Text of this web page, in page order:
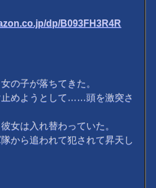
dp/B093FH3R4R
の子が落ちてきた。
めようとして……頭を激突さ
女は入れ替わっていた。
から追われて犯されて昇天し